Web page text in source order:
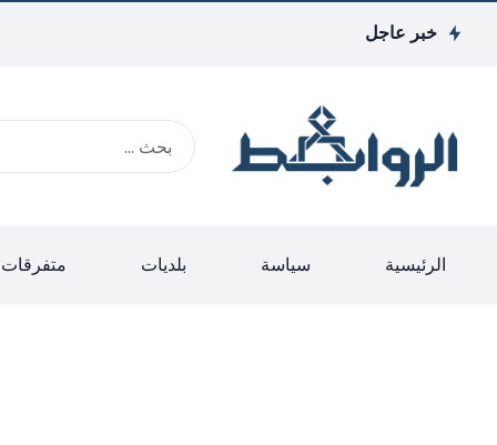
خبر عاجل
الرئيسية سياسة بلديات متفرقات